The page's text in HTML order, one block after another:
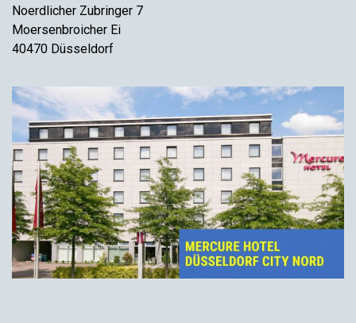
Noerdlicher Zubringer 7
Moersenbroicher Ei
40470 Düsseldorf